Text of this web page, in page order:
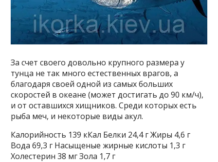
За счет своего довольно крупного размера у
тунца не так много естественных врагов, а
благодаря своей одной из самых больших
скоростей в океане (может достигать до 90 км/ч),
и от оставшихся хищников. Среди которых есть
рыба меч, и некоторые виды акул.
Калорийность 139 кКал Белки 24,4 г Жиры 4,6 г
Вода 69,3 г Насыщеные жирные кислоты 1,3 г
Холестерин 38 мг Зола 1,7 г